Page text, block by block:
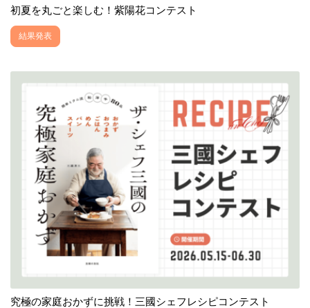
初夏を丸ごと楽しむ！紫陽花コンテスト
結果発表
究極の家庭おかずに挑戦！三國シェフレシピコンテスト